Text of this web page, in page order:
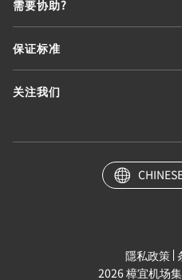
需要协助?
保证标准
关注我们
隱私政策
2026 樟宜机场